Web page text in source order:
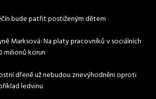
bude patřit postiženým dětem
Marksová: Na platy pracovníků v sociálních
milionů korun
dřeně už nebudou znevýhodněni oproti
ledvinu